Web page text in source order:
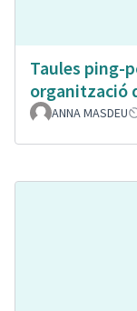
Taules ping-
organització
ANNA MASDEU